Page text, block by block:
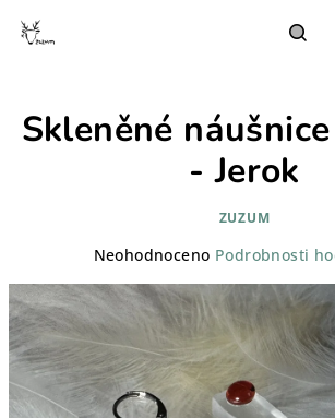
Skleněné
- Jerok
ZUZUM
Průměrné
produktu
je
0,0
z
5
hvězdiček.
Neohodnoceno Podrobnosti